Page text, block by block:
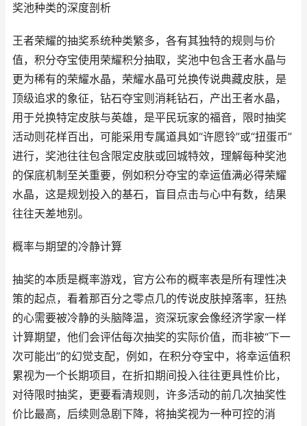
奖池种类的深度剖析
王者荣耀的抽奖系统种类繁多，各有其独特的规则与价
值，积分夺宝使用荣耀积分抽取，奖池中包含王者水晶与
更为稀有的荣耀水晶，荣耀水晶可兑换传说典藏皮肤，是
顶级追求的象征，钻石夺宝则消耗钻石，产出王者水晶，
用于兑换特定皮肤与英雄，是平民玩家的福音，限时抽奖
活动则花样百出，可能采用专属道具如“许愿铃”或“扭蛋币”
进行，奖池往往包含限定皮肤或回城特效，理解每种奖池
的保底机制至关重要，例如积分夺宝的幸运值满必得荣耀
水晶，这是规划投入的基石，盲目点击与心中有数，结果
往往天差地别。
概率与期望的冷静计算
抽奖的本质是概率游戏，官方公布的概率表是所有理性决
策的起点，看着那百分之零点几的传说皮肤掉落率，狂热
的心需要被冷静的头脑降温，资深玩家会像经济学家一样
计算期望，他们会评估每次抽奖的实际价值，而非被“下一
次可能出”的幻觉支配，例如，在积分夺宝中，将幸运值积
累视为一个长期项目，在折扣期间投入往往更具性价比，
对待限时抽奖，更要看清规则，许多活动的前几次抽奖性
价比最高，后续则急剧下降，将抽奖视为一种可控的消